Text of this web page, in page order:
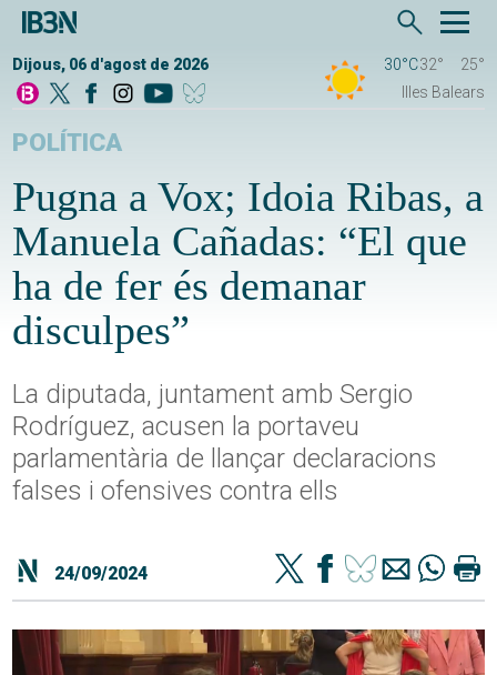
Dijous, 06 d'agost de 2026 30°C32°
25°
Illes Balears
POLÍTICA
Pugna a Vox; Idoia Ribas, a
Manuela Cañadas: “El que
ha de fer és demanar
disculpes”
La diputada, juntament amb Sergio
Rodríguez, acusen la portaveu
parlamentària de llançar declaracions
falses i ofensives contra ells
24/09/2024